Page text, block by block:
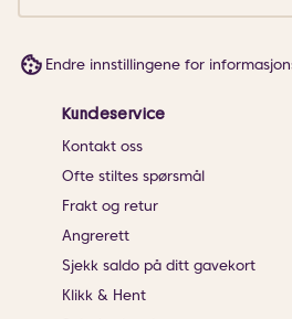
Endre innstillingene for
Kundeservice
Kontakt oss
Ofte stiltes spørsmål
Frakt og retur
Angrerett
Sjekk saldo på ditt gavekort
Klikk & Hent